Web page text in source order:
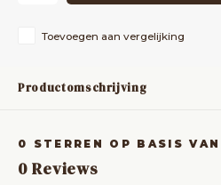
Toevoegen aan vergelijking
Productomschrijving
0 STERREN OP BASIS VAN
0Reviews